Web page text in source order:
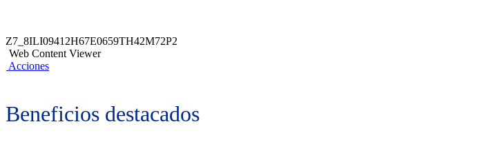
Z7_8ILI09412H67E0659TH42M72P2
Web Content Viewer
Acciones
Beneficios destacados